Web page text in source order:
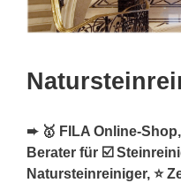
➨ 🥇 FILA Online-
Berater für ☑️
Natursteinreiniger, ⭐